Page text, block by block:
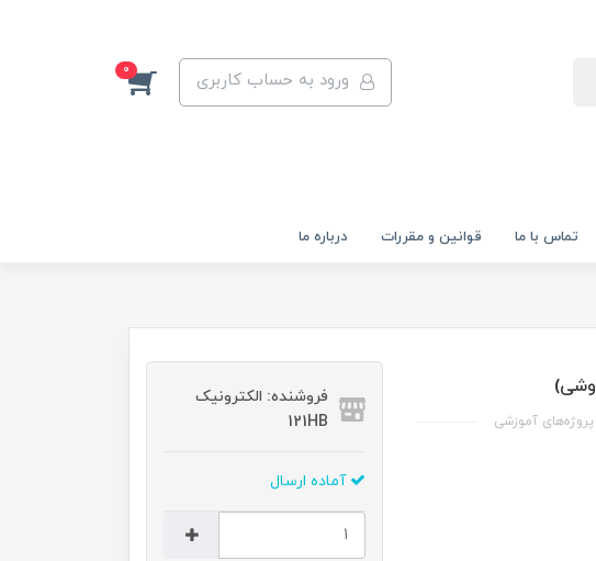
ورود به حساب کاربری 0
تماس با ما قوانين و مقررات درباره ما
فروشنده: الکترونیک
121HB
آماده ارسال